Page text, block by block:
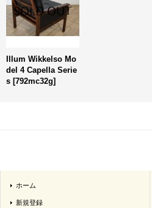
Illum Wikkelso Mo
del 4 Capella Serie
s [792mc32g]
ホーム
新規登録